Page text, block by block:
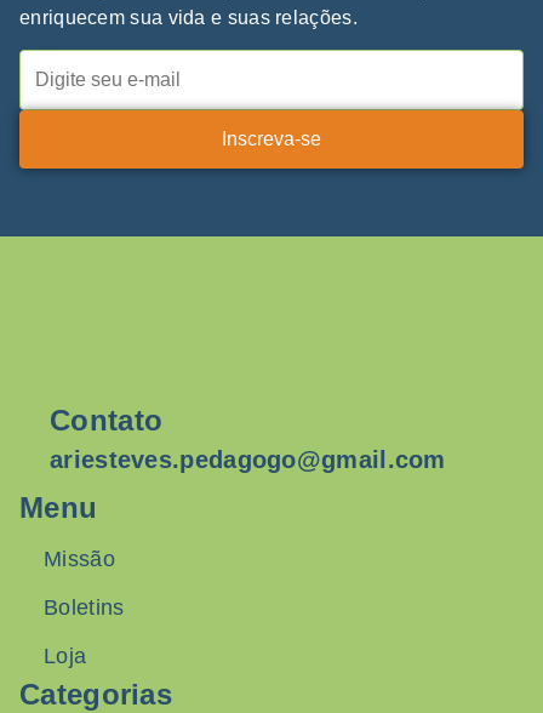
enriquecem sua vida e suas relações.
Contato
ariesteves.pedagogo@gmail.com
Menu
Missão
Boletins
Loja
Categorias